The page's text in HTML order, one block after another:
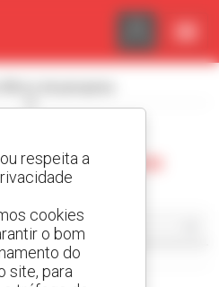
telescópico
respeita a
cookies
o bom
do
site, para